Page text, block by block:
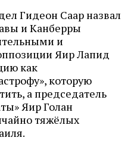
Гидеон Саар назвал
и Канберры
и
Яир Лапид
как
которую
а председатель
Яир Голан
тяжёлых